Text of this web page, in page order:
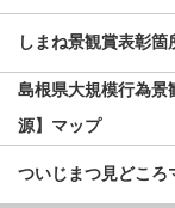
しまね景観賞表彰箇
島根県大規模行為景
源】マップ
ついじまつ見どころ